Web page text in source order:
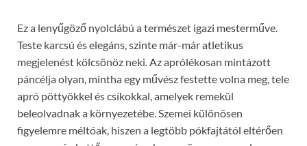
Ez a lenyűgöző nyolclábú a természet igazi mesterműve.
Teste karcsú és elegáns, szinte már-már atletikus
megjelenést kölcsönöz neki. Az aprólékosan mintázott
páncélja olyan, mintha egy művész festette volna meg, tele
apró pöttyökkel és csíkokkal, amelyek remekül
beleolvadnak a környezetébe. Szemei különösen
figyelemre méltóak, hiszen a legtöbb pókfajtától eltérően